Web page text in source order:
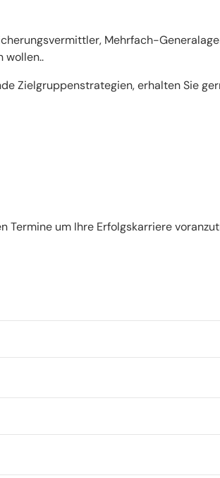
Mehrfach-
wollen..
Zielgruppenstrategien, erhalten Sie
Termine um Ihre Erfolgskarriere